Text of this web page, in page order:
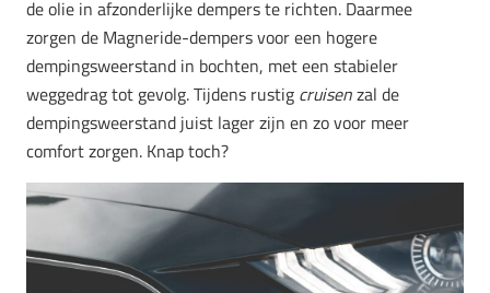
de olie in afzonderlijke dempers te richten. Daarmee
zorgen de Magneride-dempers voor een hogere
dempingsweerstand in bochten, met een stabieler
weggedrag tot gevolg. Tijdens rustig cruisenzal de
dempingsweerstand juist lager zijn en zo voor meer
comfort zorgen. Knap toch?